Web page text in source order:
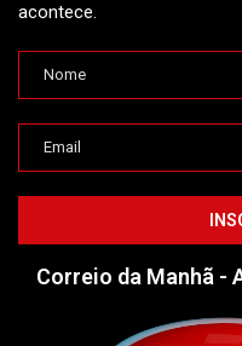
acontece.
Correio da Manhã -